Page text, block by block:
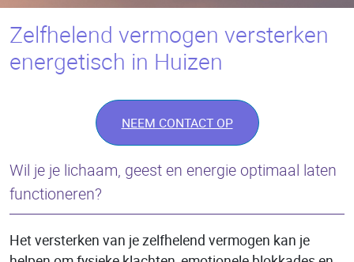
Zelfhelend vermogen versterken
energetisch in Huizen
NEEM CONTACT OP
Wil je je lichaam, geest en energie optimaal laten
functioneren?
Het versterken van je zelfhelend vermogen kan je